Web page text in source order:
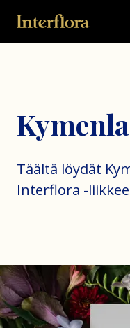
Täältä löydät
Interflora -